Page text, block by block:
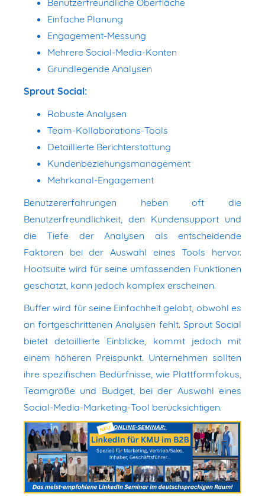
Einfache Planung
Engagement-Messung
Mehrere Social-Media-Konten
Grundlegende Analysen
Sprout Social:
Robuste Analysen
Team-Kollaborations-Tools
Detaillierte Berichterstattung
Kundenbeziehungsmanagement
Mehrkanal-Engagement
Benutzererfahrungen heben oft die
Benutzerfreundlichkeit, den Kundensupport und
die Tiefe der Analysen als entscheidende
Faktoren bei der Auswahl eines Tools hervor.
Hootsuite wird für seine umfassenden Funktionen
geschätzt, kann jedoch komplex erscheinen.
Buffer wird für seine Einfachheit gelobt, obwohl es
an fortgeschrittenen Analysen fehlt. Sprout Social
bietet detaillierte Einblicke, kommt jedoch mit
einem höheren Preispunkt. Unternehmen sollten
ihre spezifischen Bedürfnisse, wie Plattformfokus,
Teamgröße und Budget, bei der Auswahl eines
Social-Media-Marketing-Tool berücksichtigen.